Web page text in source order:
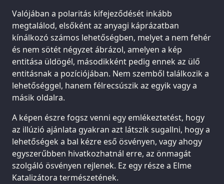
Valójában a polaritás kifejeződését inkább
megtalálod, elsőként az anyagi káprázatban
kínálkozó számos lehetőségben, melyet a nem fehér
és nem sötét négyzet ábrázol, amelyen a kép
entitása üldögél, másodikként pedig ennek az ülő
entitásnak a pozíciójában. Nem szemből találkozik a
lehetőséggel, hanem félrecsúszik az egyik vagy a
másik oldalra.
A képen észre fogsz venni egy emlékeztetést, hogy
az illúzió ajánlata gyakran azt látszik sugallni, hogy a
lehetőségek a bal kézre eső ösvényen, vagy ahogy
egyszerűbben hivatkozhatnál erre, az önmagát
szolgáló ösvényen rejlenek. Ez egy része a Elme
Katalizátora természetének.